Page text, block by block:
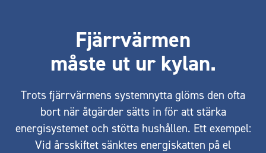
Fjärrvärmen
måste ut ur kylan.
Trots fjärrvärmens systemnytta glöms den ofta
bort när åtgärder sätts in för att stärka
energisystemet och stötta hushållen. Ett exempel:
Vid årsskiftet sänktes energiskatten på el